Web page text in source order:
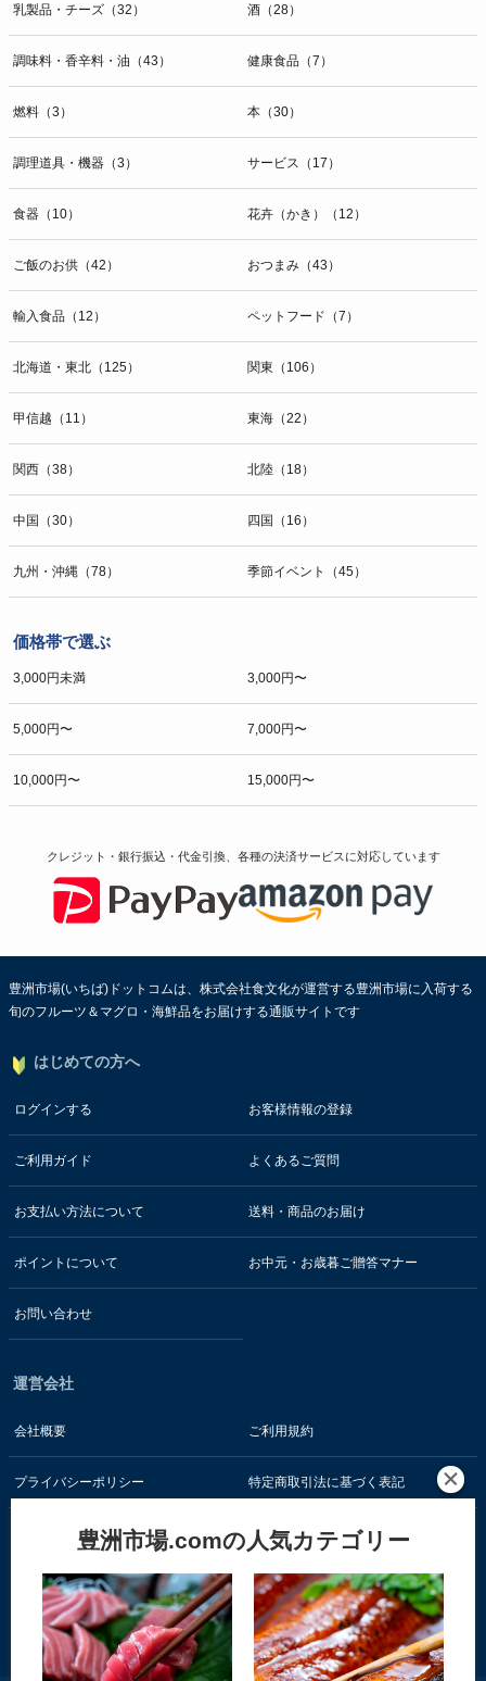
乳製品・チーズ（32） 酒（28）
調味料・香辛料・油（43） 健康食品（7）
燃料（3） 本（30）
調理道具・機器（3） サービス（17）
食器（10） 花卉（かき）（12）
ご飯のお供（42） おつまみ（43）
輸入食品（12） ペットフード（7）
北海道・東北（125） 関東（106）
甲信越（11） 東海（22）
関西（38） 北陸（18）
中国（30） 四国（16）
九州・沖縄（78） 季節イベント（45）
価格帯で選ぶ
3,000円未満 3,000円〜
5,000円〜 7,000円〜
10,000円〜 15,000円〜
クレジット・銀行振込・代金引換、各種の決済サービスに対応しています
豊洲市場(いちば)ドットコムは、株式会社食文化が運営する豊洲市場に入荷する
旬のフルーツ＆マグロ・海鮮品をお届けする通販サイトです
はじめての方へ
ログインする お客様情報の登録
ご利用ガイド よくあるご質問
お支払い方法について 送料・商品のお届け
ポイントについて お中元・お歳暮ご贈答マナー
お問い合わせ
運営会社
会社概要 ご利用規約
プライバシーポリシー 特定商取引法に基づく表記
お客様の情報はSSL暗号通信技術で保護されています
豊洲市場.comの人気カテゴリー